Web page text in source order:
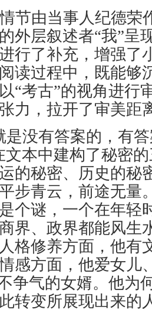
节由当事人纪德荣
外层叙述者“我”呈
行了补充，增强了
读过程中，既能够
“考古”的视角进行
力，拉开了审美距
是没有答案的，有
文本中建构了秘密
的秘密、历史的秘
步青云，前途无量
个谜，一个在年轻
界、政界都能风生
格修养方面，他有
感方面，他爱女儿
争气的女婿。他为
转变所展现出来的